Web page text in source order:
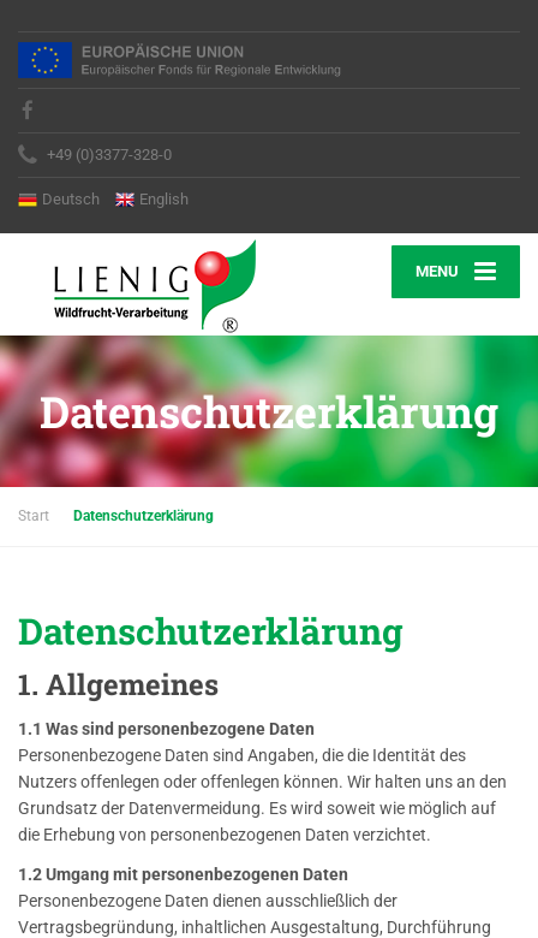
+49 (0)3377-328-0
Deutsch English
MENU
Datenschutzerklärung
Start Datenschutzerklärung
Datenschutzerklärung
1. Allgemeines
1.1 Was sind personenbezogene Daten
Personenbezogene Daten sind Angaben, die die Identität des
Nutzers offenlegen oder offenlegen können. Wir halten uns an den
Grundsatz der Datenvermeidung. Es wird soweit wie möglich auf
die Erhebung von personenbezogenen Daten verzichtet.
1.2 Umgang mit personenbezogenen Daten
Personenbezogene Daten dienen ausschließlich der
Vertragsbegründung, inhaltlichen Ausgestaltung, Durchführung